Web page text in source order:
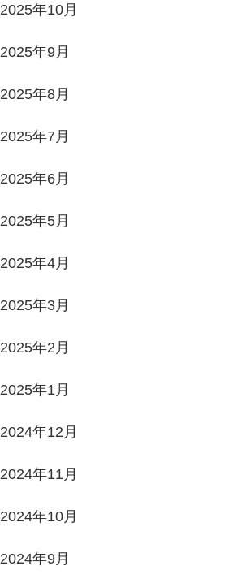
2025年10月
2025年9月
2025年8月
2025年7月
2025年6月
2025年5月
2025年4月
2025年3月
2025年2月
2025年1月
2024年12月
2024年11月
2024年10月
2024年9月